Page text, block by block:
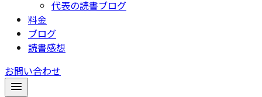
代表の読書ブログ
料金
ブログ
読書感想
お問い合わせ